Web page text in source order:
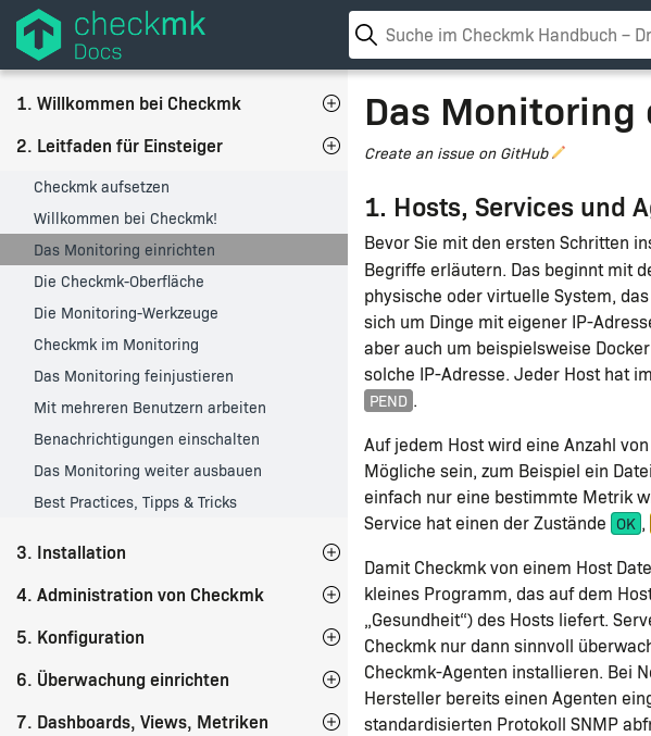
1. Willkommen bei Checkmk
2. Leitfaden für Einsteiger
Checkmk aufsetzen
Willkommen bei Checkmk!
Das Monitoring einrichten
Die Checkmk-Oberfläche
Die Monitoring-Werkzeuge
Checkmk im Monitoring
Das Monitoring feinjustieren
Mit mehreren Benutzern arbeiten
Benachrichtigungen einschalten
Das Monitoring weiter ausbauen
Best Practices, Tipps & Tricks
3. Installation
4. Administration von Checkmk
5. Konfiguration
6. Überwachung einrichten
7. Dashboards, Views, Metriken
Das
Create an issue on GitHub
1. Hosts, Services und
Bevor Sie mit den ersten Schritten
Begriffe erläutern. Das beginnt mit
physische oder virtuelle System,
sich um Dinge mit eigener IP-
aber auch um beispielsweise
solche IP-Adresse. Jeder Host hat
PEND .
Auf jedem Host wird eine Anzahl von
Mögliche sein, zum Beispiel ein
einfach nur eine bestimmte Metrik
Service hat einen der Zustände OK ,
Damit Checkmk von einem Host
kleines Programm, das auf dem
„Gesundheit“) des Hosts liefert.
Checkmk nur dann sinnvoll
Checkmk-Agenten installieren. Bei
Hersteller bereits einen Agenten
standardisierten Protokoll SNMP